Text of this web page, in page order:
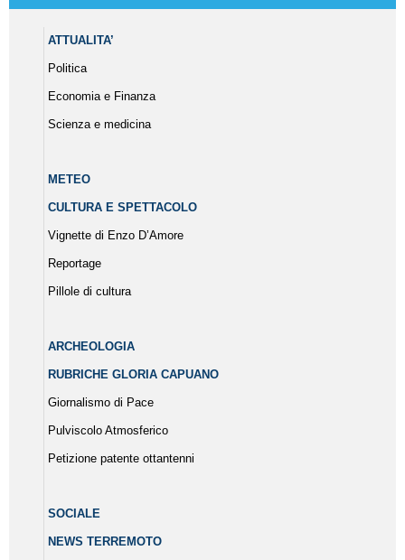
ATTUALITA’
Politica
Economia e Finanza
Scienza e medicina
METEO
CULTURA E SPETTACOLO
Vignette di Enzo D’Amore
Reportage
Pillole di cultura
ARCHEOLOGIA
RUBRICHE GLORIA CAPUANO
Giornalismo di Pace
Pulviscolo Atmosferico
Petizione patente ottantenni
SOCIALE
NEWS TERREMOTO